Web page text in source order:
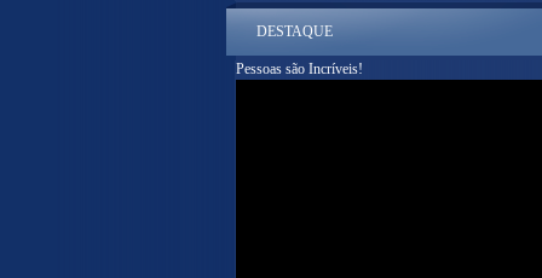
DESTAQUE
Pessoas são Incríveis!